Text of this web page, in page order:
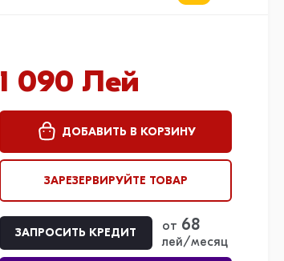
1 090 Лей
ДОБАВИТЬ В КОРЗИНУ
ЗАРЕЗЕРВИРУЙТЕ ТОВАР
ЗАПРОСИТЬ КРЕДИТ
от 68
лей/месяц